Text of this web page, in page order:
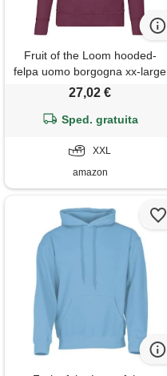
Fruit of the Loom hooded-
felpa uomo borgogna xx-large
27,02 €
Sped. gratuita
XXL
amazon